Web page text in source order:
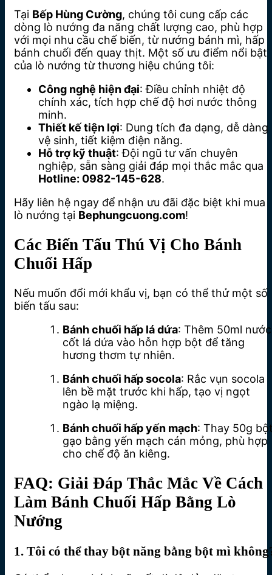
Tại Bếp Hùng Cường, chúng tôi cung cấp các
dòng lò nướng đa năng chất lượng cao, phù hợp
với mọi nhu cầu chế biến, từ nướng bánh mì, hấp
bánh chuối đến quay thịt. Một số ưu điểm nổi bật
của lò nướng từ thương hiệu chúng tôi:
Công nghệ hiện đại: Điều chỉnh nhiệt độ
chính xác, tích hợp chế độ hơi nước thông
minh.
Thiết kế tiện lợi: Dung tích đa dạng, dễ dàng
vệ sinh, tiết kiệm điện năng.
Hỗ trợ kỹ thuật: Đội ngũ tư vấn chuyên
nghiệp, sẵn sàng giải đáp mọi thắc mắc qua
Hotline: 0982-145-628.
Hãy liên hệ ngay để nhận ưu đãi đặc biệt khi mua
lò nướng tại Bephungcuong.com!
Các Biến Tấu Thú Vị Cho Bánh
Chuối Hấp
Nếu muốn đổi mới khẩu vị, bạn có thể thử một số
biến tấu sau:
Bánh chuối hấp lá dứa: Thêm 50ml nước
cốt lá dứa vào hỗn hợp bột để tăng
hương thơm tự nhiên.
Bánh chuối hấp socola: Rắc vụn socola
lên bề mặt trước khi hấp, tạo vị ngọt
ngào lạ miệng.
Bánh chuối hấp yến mạch: Thay 50g
gạo bằng yến mạch cán mỏng, phù hợp
cho chế độ ăn kiêng.
FAQ: Giải Đáp Thắc Mắc Về Cách
Làm Bánh Chuối Hấp Bằng Lò
Nướng
1. Tôi có thể thay bột năng bằng bột mì